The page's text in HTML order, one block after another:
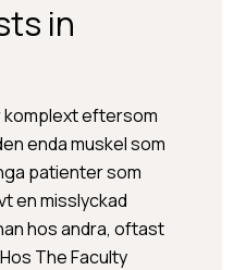
in
komplext eftersom
enda muskel som
patienter som
en misslyckad
hos andra, oftast
The Faculty